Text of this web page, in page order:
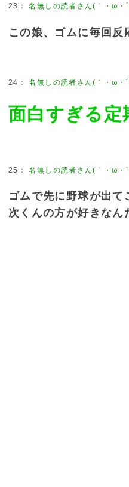
23 ：名無しの読者さん(｀・ω・
この娘、ゴムに毎回反
24 ：名無しの読者さん(｀・ω・
面白すぎる定
25 ：名無しの読者さん(｀・ω・
ゴムで先に野球が出て
次くんの方が好きなん